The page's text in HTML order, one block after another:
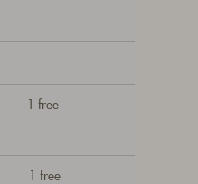
1 free
1 free